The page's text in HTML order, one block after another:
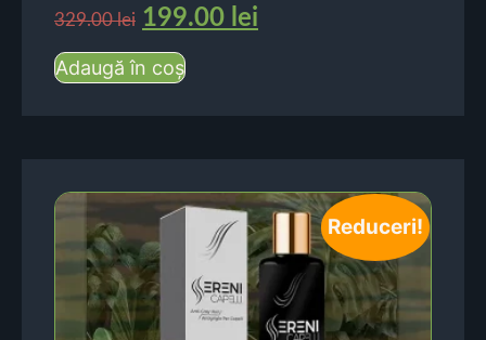
329.00lei 199.00 lei
Adaugă în coș
Reduceri!